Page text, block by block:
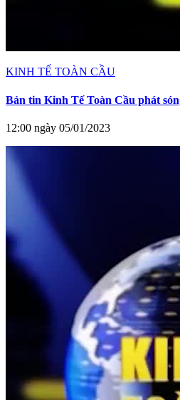
KINH TẾ TOÀN CẦU
Bản tin Kinh Tế Toàn Cầu phát
12:00 ngày 05/01/2023